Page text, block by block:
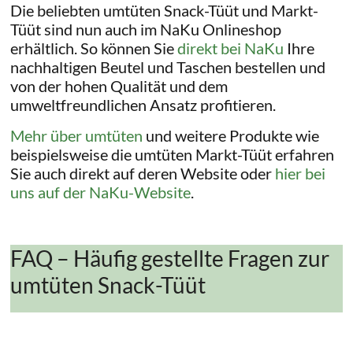
Die beliebten umtüten Snack-Tüüt und Markt-
Tüüt sind nun auch im NaKu Onlineshop
erhältlich. So können Siedirekt bei NaKu Ihre
nachhaltigen Beutel und Taschen bestellen und
von der hohen Qualität und dem
umweltfreundlichen Ansatz profitieren.
Mehr über umtüten und weitere Produkte wie
beispielsweise die umtüten Markt-Tüüt erfahren
Sie auch direkt auf deren Website oder hier bei
uns auf der NaKu-Website.
FAQ – Häufig gestellte Fragen zur
umtüten Snack-Tüüt